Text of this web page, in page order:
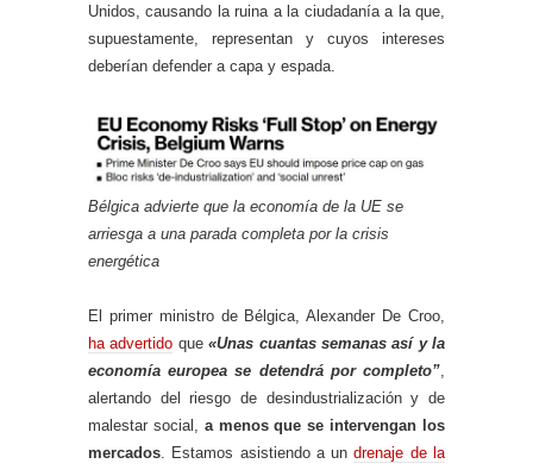
Unidos, causando la ruina a la ciudadanía a la que,
supuestamente, representan y cuyos intereses
deberían defender a capa y espada.
Bélgica advierte que la economía de la UE se
arriesga a una parada completa por la crisis
energética
El primer ministro de Bélgica, Alexander De Croo,
ha advertido que«Unas cuantas semanas así y la
economía europea se detendrá por completo”,
alertando del riesgo de desindustrialización y de
malestar social, a menos que se intervengan los
mercados. Estamos asistiendo a undrenaje de la